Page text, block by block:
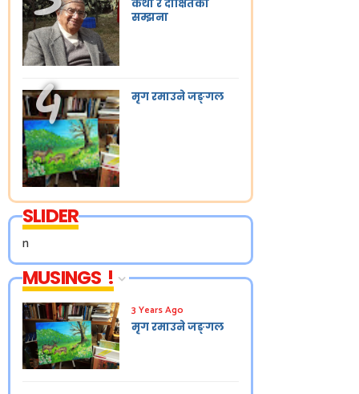
कथा र दीक्षितको
सम्झना
मृग रमाउने जङ्गल
SLIDER
n
MUSINGS !
3 Years Ago
मृग रमाउने जङ्गल